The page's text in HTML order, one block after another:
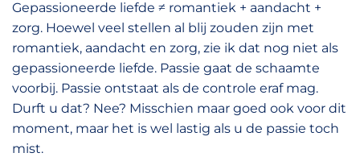
Gepassioneerde liefde ≠ romantiek + aandacht +
zorg. Hoewel veel stellen al blij zouden zijn met
romantiek, aandacht en zorg, zie ik dat nog niet als
gepassioneerde liefde. Passie gaat de schaamte
voorbij. Passie ontstaat als de controle eraf mag.
Durft u dat? Nee? Misschien maar goed ook voor dit
moment, maar het is wel lastig als u de passie toch
mist.